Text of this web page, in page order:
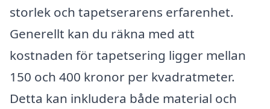
storlek och tapetserarens erfarenhet.
Generellt kan du räkna med att
kostnaden för tapetsering ligger mellan
150 och 400 kronor per kvadratmeter.
Detta kan inkludera både material och